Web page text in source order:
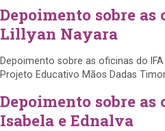
Depoimento sobre
Lillyan Nayara
Depoimento sobre as oficinas do
Projeto Educativo Mãos Dadas
Depoimento sobre
Isabela e Ednalva